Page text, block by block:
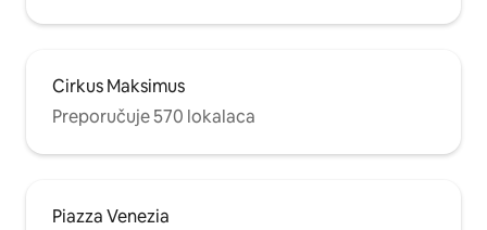
Cirkus Maksimus
Preporučuje 570 lokalaca
Piazza Venezia